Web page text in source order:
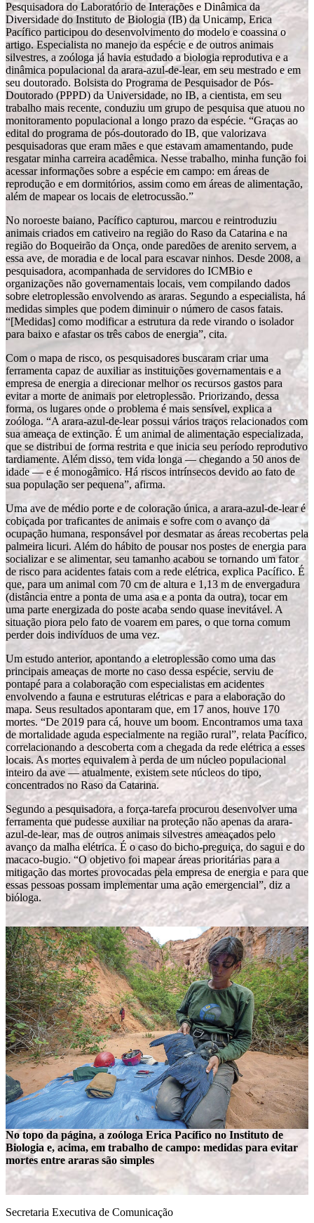
Pesquisadora do Laboratório de Interações e Dinâmica da
Diversidade do Instituto de Biologia (IB) da Unicamp, Erica
Pacífico participou do desenvolvimento do modelo e coassina o
artigo. Especialista no manejo da espécie e de outros animais
silvestres, a zoóloga já havia estudado a biologia reprodutiva e a
dinâmica populacional da arara-azul-de-lear, em seu mestrado e em
seu doutorado. Bolsista do Programa de Pesquisador de Pós-
Doutorado (PPPD) da Universidade, no IB, a cientista, em seu
trabalho mais recente, conduziu um grupo de pesquisa que atuou no
monitoramento populacional a longo prazo da espécie. “Graças ao
edital do programa de pós-doutorado do IB, que valorizava
pesquisadoras que eram mães e que estavam amamentando, pude
resgatar minha carreira acadêmica. Nesse trabalho, minha função foi
acessar informações sobre a espécie em campo: em áreas de
reprodução e em dormitórios, assim como em áreas de alimentação,
além de mapear os locais de eletrocussão.”
No noroeste baiano, Pacífico capturou, marcou e reintroduziu
animais criados em cativeiro na região do Raso da Catarina e na
região do Boqueirão da Onça, onde paredões de arenito servem, a
essa ave, de moradia e de local para escavar ninhos. Desde 2008, a
pesquisadora, acompanhada de servidores do ICMBio e
organizações não governamentais locais, vem compilando dados
sobre eletroplessão envolvendo as araras. Segundo a especialista, há
medidas simples que podem diminuir o número de casos fatais.
“[Medidas] como modificar a estrutura da rede virando o isolador
para baixo e afastar os três cabos de energia”, cita.
Com o mapa de risco, os pesquisadores buscaram criar uma
ferramenta capaz de auxiliar as instituições governamentais e a
empresa de energia a direcionar melhor os recursos gastos para
evitar a morte de animais por eletroplessão. Priorizando, dessa
forma, os lugares onde o problema é mais sensível, explica a
zoóloga. “A arara-azul-de-lear possui vários traços relacionados com
sua ameaça de extinção. É um animal de alimentação especializada,
que se distribui de forma restrita e que inicia seu período reprodutivo
tardiamente. Além disso, tem vida longa — chegando a 50 anos de
idade — e é monogâmico. Há riscos intrínsecos devido ao fato de
sua população ser pequena”, afirma.
Uma ave de médio porte e de coloração única, a arara-azul-de-lear é
cobiçada por traficantes de animais e sofre com o avanço da
ocupação humana, responsável por desmatar as áreas recobertas pela
palmeira licuri. Além do hábito de pousar nos postes de energia para
socializar e se alimentar, seu tamanho acabou se tornando um fator
de risco para acidentes fatais com a rede elétrica, explica Pacífico. É
que, para um animal com 70 cm de altura e 1,13 m de envergadura
(distância entre a ponta de uma asa e a ponta da outra), tocar em
uma parte energizada do poste acaba sendo quase inevitável. A
situação piora pelo fato de voarem em pares, o que torna comum
perder dois indivíduos de uma vez.
Um estudo anterior, apontando a eletroplessão como uma das
principais ameaças de morte no caso dessa espécie, serviu de
pontapé para a colaboração com especialistas em acidentes
envolvendo a fauna e estruturas elétricas e para a elaboração do
mapa. Seus resultados apontaram que, em 17 anos, houve 170
mortes. “De 2019 para cá, houve um boom. Encontramos uma taxa
de mortalidade aguda especialmente na região rural”, relata Pacífico,
correlacionando a descoberta com a chegada da rede elétrica a esses
locais. As mortes equivalem à perda de um núcleo populacional
inteiro da ave — atualmente, existem sete núcleos do tipo,
concentrados no Raso da Catarina.
Segundo a pesquisadora, a força-tarefa procurou desenvolver uma
ferramenta que pudesse auxiliar na proteção não apenas da arara-
azul-de-lear, mas de outros animais silvestres ameaçados pelo
avanço da malha elétrica. É o caso do bicho-preguiça, do sagui e do
macaco-bugio. “O objetivo foi mapear áreas prioritárias para a
mitigação das mortes provocadas pela empresa de energia e para que
essas pessoas possam implementar uma ação emergencial”, diz a
bióloga.
No topo da página, a zoóloga Erica Pacífico no Instituto de
Biologia e, acima, em trabalho de campo: medidas para evitar
mortes entre araras são simples
Secretaria Executiva de Comunicação